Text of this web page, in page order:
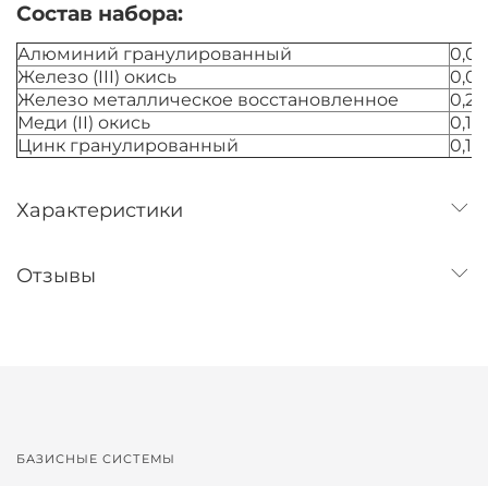
Состав набора:
Алюминий гранулированный
Железо (III) окись
Железо металлическое восстановленное
Меди (II) окись
Цинк гранулированный
Характеристики
Отзывы
БАЗИСНЫЕ СИСТЕМЫ